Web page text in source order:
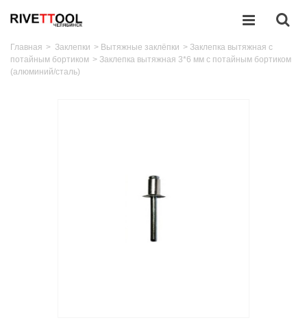
Главная > Заклепки > Вытяжные заклёпки > Заклепка вытяжная с
потайным бортиком > Заклепка вытяжная 3*6 мм с потайным бортиком
(алюминий/сталь)